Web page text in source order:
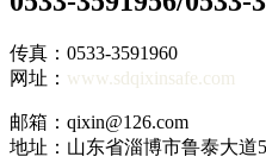
传真：0533-3591960
网址： www.sdqixinsafe.com
邮箱：qixin@126.com
地址：山东省淄博市鲁泰大道